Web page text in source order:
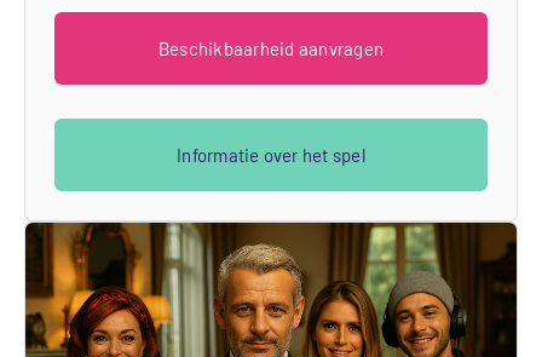
Beschikbaarheid aanvragen
Informatie over het spel